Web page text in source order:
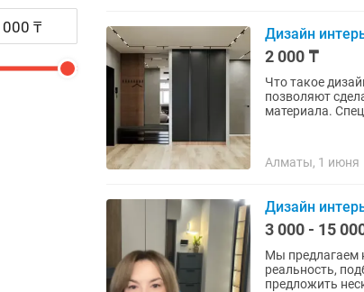
Дизайн
2 000 ₸
Что такое дизайн-проект? - Пошаговая инструкция
позволяют сделать именно
материала.
Алматы, 1 июня
Дизайн
3 000 - 15
Мы предлагаем
реальность,
предложить